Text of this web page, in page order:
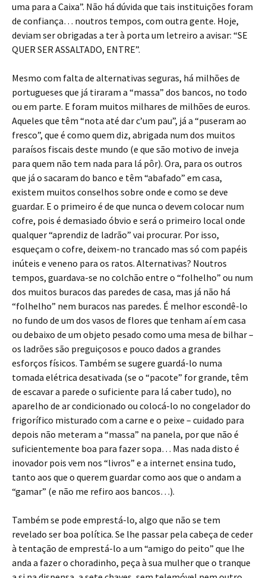
uma para a Caixa”. Não há dúvida que tais instituições foram
de confiança… noutros tempos, com outra gente. Hoje,
deviam ser obrigadas a ter à porta um letreiro a avisar: “SE
QUER SER ASSALTADO, ENTRE”.
Mesmo com falta de alternativas seguras, há milhões de
portugueses que já tiraram a “massa” dos bancos, no todo
ou em parte. E foram muitos milhares de milhões de euros.
Aqueles que têm “nota até dar c’um pau”, já a “puseram ao
fresco”, que é como quem diz, abrigada num dos muitos
paraísos fiscais deste mundo (e que são motivo de inveja
para quem não tem nada para lá pôr). Ora, para os outros
que já o sacaram do banco e têm “abafado” em casa,
existem muitos conselhos sobre onde e como se deve
guardar. E o primeiro é de que nunca o devem colocar num
cofre, pois é demasiado óbvio e será o primeiro local onde
qualquer “aprendiz de ladrão” vai procurar. Por isso,
esqueçam o cofre, deixem-no trancado mas só com papéis
inúteis e veneno para os ratos. Alternativas? Noutros
tempos, guardava-se no colchão entre o “folhelho” ou num
dos muitos buracos das paredes de casa, mas já não há
“folhelho” nem buracos nas paredes. É melhor escondê-lo
no fundo de um dos vasos de flores que tenham aí em casa
ou debaixo de um objeto pesado como uma mesa de bilhar –
os ladrões são preguiçosos e pouco dados a grandes
esforços físicos. Também se sugere guardá-lo numa
tomada elétrica desativada (se o “pacote” for grande, têm
de escavar a parede o suficiente para lá caber tudo), no
aparelho de ar condicionado ou colocá-lo no congelador do
frigorífico misturado com a carne e o peixe – cuidado para
depois não meteram a “massa” na panela, por que não é
suficientemente boa para fazer sopa… Mas nada disto é
inovador pois vem nos “livros” e a internet ensina tudo,
tanto aos que o querem guardar como aos que o andam a
“gamar” (e não me refiro aos bancos…).
Também se pode emprestá-lo, algo que não se tem
revelado ser boa política. Se lhe passar pela cabeça de ceder
à tentação de emprestá-lo a um “amigo do peito” que lhe
anda a fazer o choradinho, peça à sua mulher que o tranque